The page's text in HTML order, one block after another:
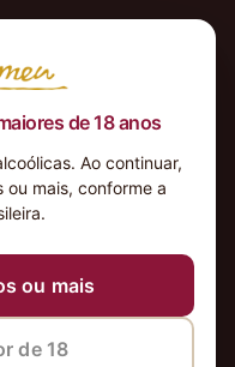
de 18 anos
Ao continuar,
mais, conforme a
ou mais
de 18
-10%